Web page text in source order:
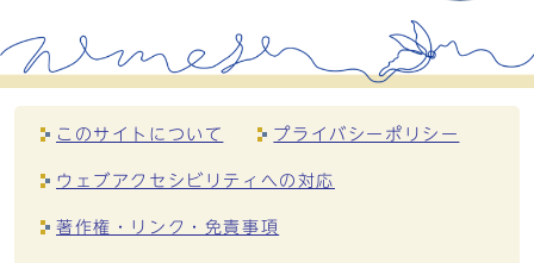
このサイトについて プライバシーポリシー
ウェブアクセシビリティへの対応
著作権・リンク・免責事項